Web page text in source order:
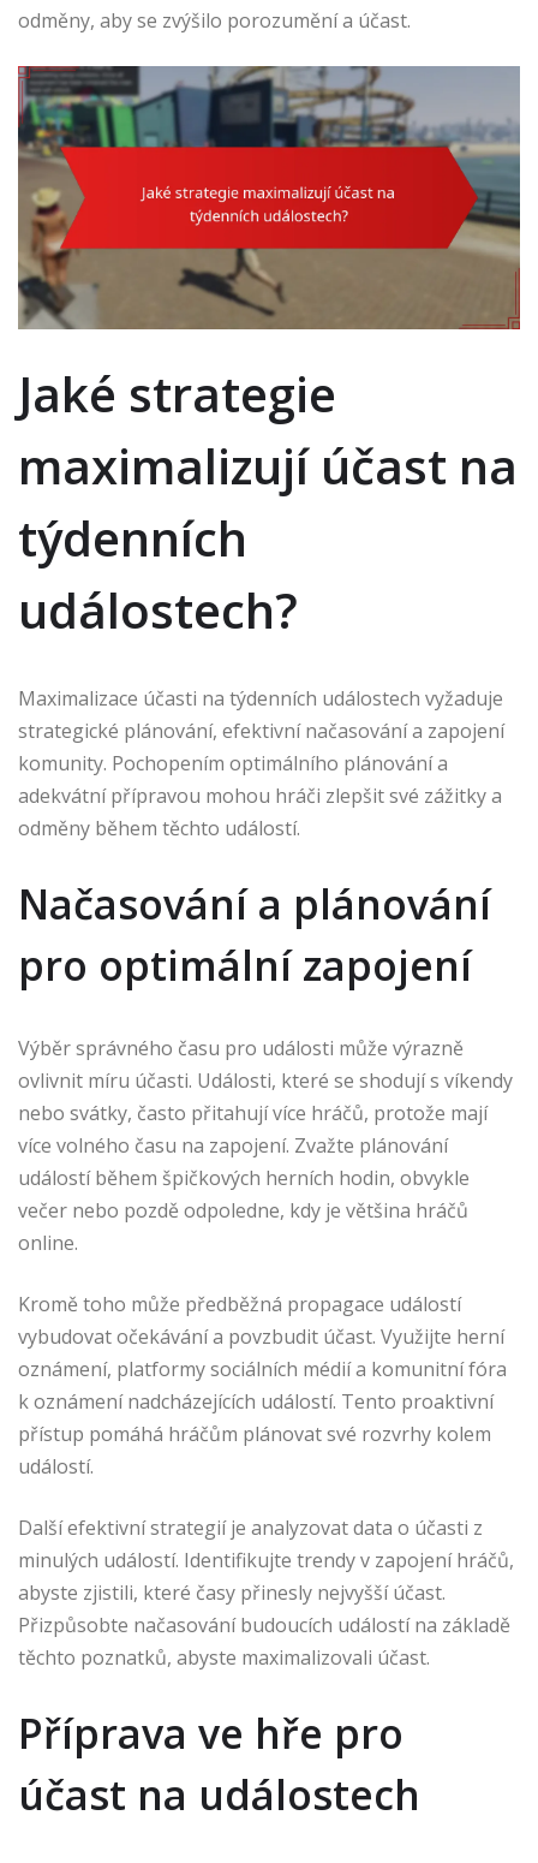
odměny, aby se zvýšilo porozumění a účast.
Jaké strategie
maximalizují účast na
týdenních
událostech?
Maximalizace účasti na týdenních událostech vyžaduje
strategické plánování, efektivní načasování a zapojení
komunity. Pochopením optimálního plánování a
adekvátní přípravou mohou hráči zlepšit své zážitky a
odměny během těchto událostí.
Načasování a plánování
pro optimální zapojení
Výběr správného času pro události může výrazně
ovlivnit míru účasti. Události, které se shodují s víkendy
nebo svátky, často přitahují více hráčů, protože mají
více volného času na zapojení. Zvažte plánování
událostí během špičkových herních hodin, obvykle
večer nebo pozdě odpoledne, kdy je většina hráčů
online.
Kromě toho může předběžná propagace událostí
vybudovat očekávání a povzbudit účast. Využijte herní
oznámení, platformy sociálních médií a komunitní fóra
k oznámení nadcházejících událostí. Tento proaktivní
přístup pomáhá hráčům plánovat své rozvrhy kolem
událostí.
Další efektivní strategií je analyzovat data o účasti z
minulých událostí. Identifikujte trendy v zapojení hráčů,
abyste zjistili, které časy přinesly nejvyšší účast.
Přizpůsobte načasování budoucích událostí na základě
těchto poznatků, abyste maximalizovali účast.
Příprava ve hře pro
účast na událostech